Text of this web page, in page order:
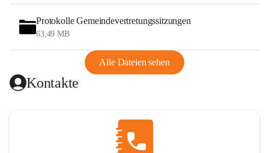
Protokolle Gemeindevertretungssitzungen
63,49 MB
Alle Dateien sehen
Kontakte